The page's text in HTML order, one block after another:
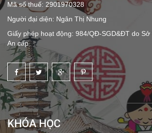
Mã số thuế: 2901970328
Người đại diện: Ngân Thị Nhung
Giấy phép hoạt động: 984/QĐ-SGD&ĐT do
An cấp
KHÓA HỌC